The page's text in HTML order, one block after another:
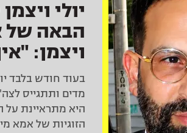
יולי
הבאה של
ויצמן:
אישור
בעוד חודש בלבד
מדים ותתגייס
היא מתראיינת על
הזוגיות של אמא